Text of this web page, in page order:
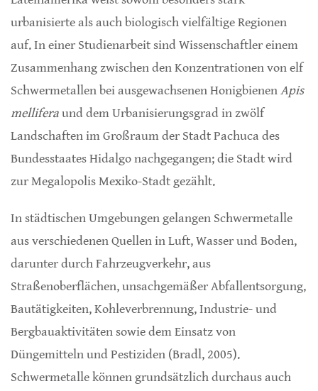
urbanisierte als auch biologisch vielfältige Regionen
auf. In einer Studienarbeit sind Wissenschaftler einem
Zusammenhang zwischen den Konzentrationen von elf
Schwermetallen bei ausgewachsenen HonigbienenApis
melliferaund dem Urbanisierungsgrad in zwölf
Landschaften im Großraum der Stadt Pachuca des
Bundesstaates Hidalgo nachgegangen; die Stadt wird
zur Megalopolis Mexiko-Stadt gezählt.
In städtischen Umgebungen gelangen Schwermetalle
aus verschiedenen Quellen in Luft, Wasser und Boden,
darunter durch Fahrzeugverkehr, aus
Straßenoberflächen, unsachgemäßer Abfallentsorgung,
Bautätigkeiten, Kohleverbrennung, Industrie- und
Bergbauaktivitäten sowie dem Einsatz von
Düngemitteln und Pestiziden (Bradl, 2005).
Schwermetalle können grundsätzlich durchaus auch